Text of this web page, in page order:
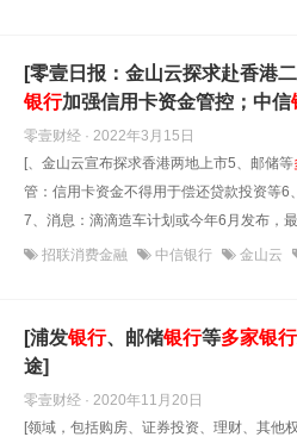
[零壹日报：金山云探求赴香港
银行加强信用卡资金管控；中信
零壹财经 · 2022年3月15日
[、金山云宣布探求香港两地上市5、邮储等
管：信用卡资金不得用于偿还贷款投资等6
7、消息：滴滴造车计划或今年6月发布，
招联消费金融 中信银行 金山云
[浦发银行、邮储银行等多家银行
途]
零壹财经 · 2020年11月20日
[领域，包括购房、证券投资、理财、其他